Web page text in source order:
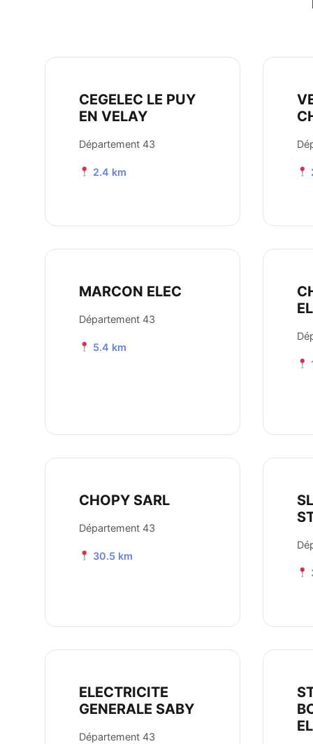
CEGELEC LE PUY
EN VELAY
Département 43
2.4 km
MARCON ELEC
Département 43
5.4 km
CHOPY SARL
Département 43
30.5 km
ELECTRICITE
GENERALE SABY
Département 43